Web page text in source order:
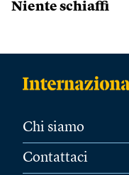
Niente schiaffi
Chi siamo
Contattaci